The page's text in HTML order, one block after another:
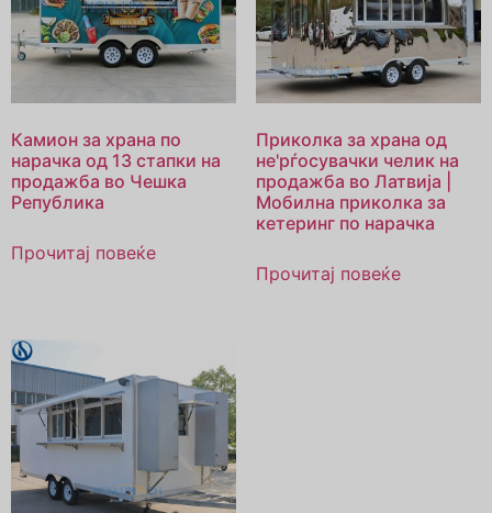
Камион за храна по
нарачка од 13 стапки на
продажба во Чешка
Република
Прочитај повеќе
Приколка за храна од
не'рѓосувачки челик на
продажба во Латвија |
Мобилна приколка за
кетеринг по нарачка
Прочитај повеќе